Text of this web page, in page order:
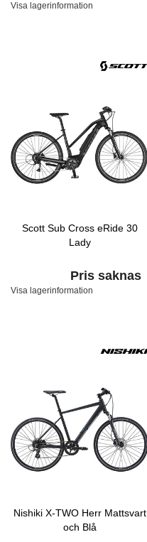
Visa lagerinformation
Scott Sub Cross eRide 30
Lady
Pris saknas
Visa lagerinformation
Nishiki X-TWO Herr Mattsvart
och Blå